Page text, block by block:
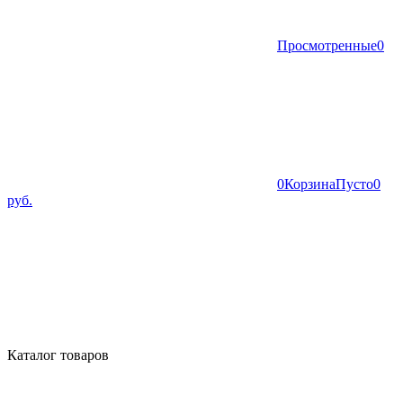
Просмотренные0
0КорзинаПусто0
руб.
Каталог товаров